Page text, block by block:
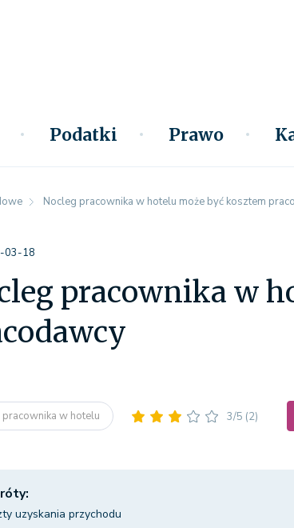
Podatki Prawo
Nocleg pracownika w hotelu może być kosztem
03-18
pracownika w
pracownika w hotelu 3/5 (2)
uzyskania przychodu